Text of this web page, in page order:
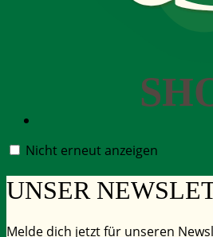
Nicht erneut anzeigen
UNSER
Melde dich jetzt für unseren